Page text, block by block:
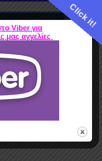
Click it!
Viber για
μας αγγελίες